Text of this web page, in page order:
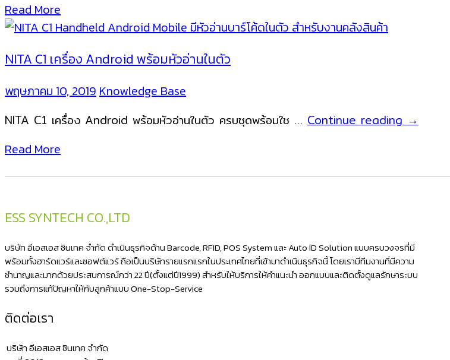
Bluetooth
ด้วย
ขาย
Read More
NITA C1 เครื่อง Android พร้อมหัวอ่านในตัว
พฤษภาคม 10, 2019Knowledge Base
NITA C1 เครื่อง Android พร้อมหัวอ่านในตัว ครบชุดพร้อมใช … Continue readingNITA
Android
ใน
ตัว
→
Read More
ESS SYNTECH CO.,LTD
บริษัท อีเอสเอส ซินเทค จำกัด ดำเนินธุรกิจด้าน Barcode, RFID, POS System และ Auto ID Solution แบบครบวงจรที่มี
พร้อมทั้งฮาร์ดแวร์และซอฟต์แวร์ ถือเป็นบริษัทรายแรกแรกในประเทศไทยที่เข้ามาดำเนินธุรกิจนี้ โดยเรามีทีมงานที่มีความ
ชำนาญและมากด้วยประสบการณ์กว่า 22 ปี(ตั้งแต่ปี1999) สำหรับให้บริการให้คำแนะนำ ออกแบบและติดตั้งดูแลรักษาระบบ
รวมถึงการแก้ปัญหาให้กับลูกค้าแบบ One-Stop-Service
ติดต่อเรา
บริษัท อีเอสเอส ซินเทค จำกัด